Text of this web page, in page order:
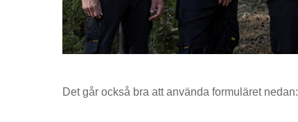
Det går också bra att använda formuläret nedan: